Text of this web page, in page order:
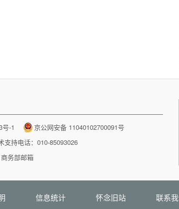
-1
京公网安备 11040102700091号
支持电话：010-85093026
商务部邮箱
信息统计 怀念旧站 联系